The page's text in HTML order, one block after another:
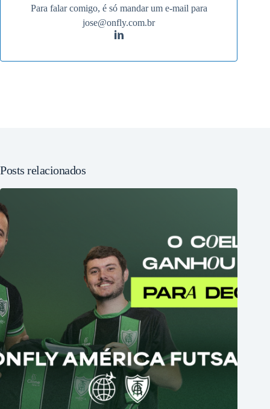
Para falar comigo, é só mandar um e-mail para
jose@onfly.com.br
Posts relacionados